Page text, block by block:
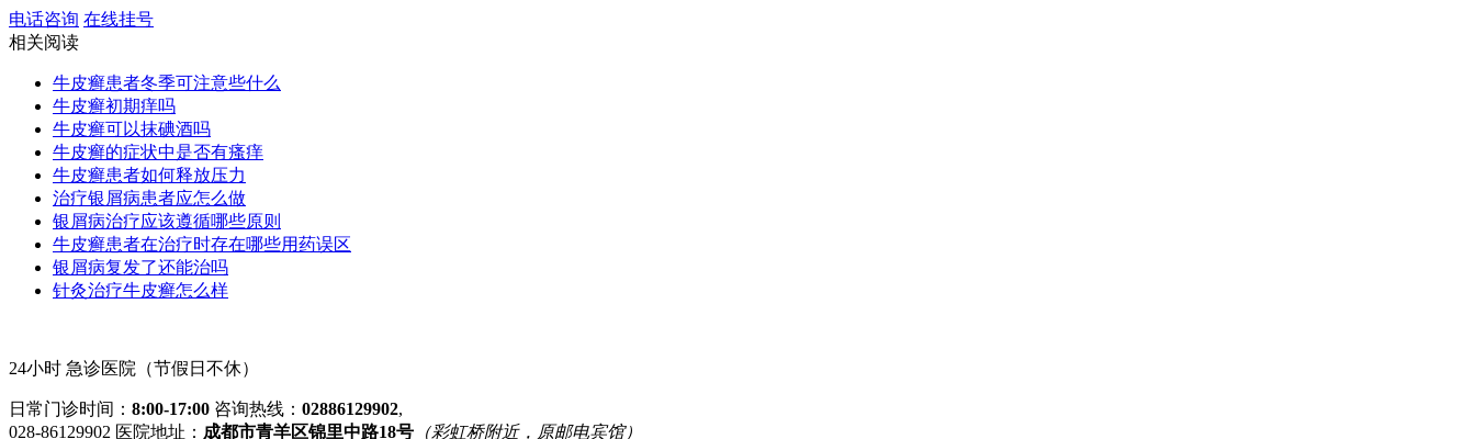
电话咨询 在线挂号
相关阅读
牛皮癣患者冬季可注意些什么
牛皮癣初期痒吗
牛皮癣可以抹碘酒吗
牛皮癣的症状中是否有瘙痒
牛皮癣患者如何释放压力
治疗银屑病患者应怎么做
银屑病治疗应该遵循哪些原则
牛皮癣患者在治疗时存在哪些用药误区
银屑病复发了还能治吗
针灸治疗牛皮癣怎么样
24小时 急诊医院（节假日不休）
日常门诊时间： 8:00-17:00 咨询热线： 02886129902,
028-86129902 医院地址： 成都市青羊区锦里中路18号 （彩虹桥附近，原邮电宾馆）